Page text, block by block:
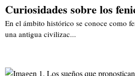
Curiosidades sobre los
En el ámbito histórico se conoce como
una antigua civilizac...